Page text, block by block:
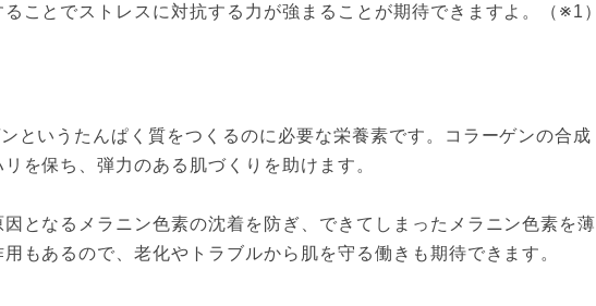
ことでストレスに対抗する力が強まることが期待できますよ。（※1）
というたんぱく質をつくるのに必要な栄養素です。コラーゲンの合成
を保ち、弾力のある肌づくりを助けます。
となるメラニン色素の沈着を防ぎ、できてしまったメラニン色素を薄
もあるので、老化やトラブルから肌を守る働きも期待できます。